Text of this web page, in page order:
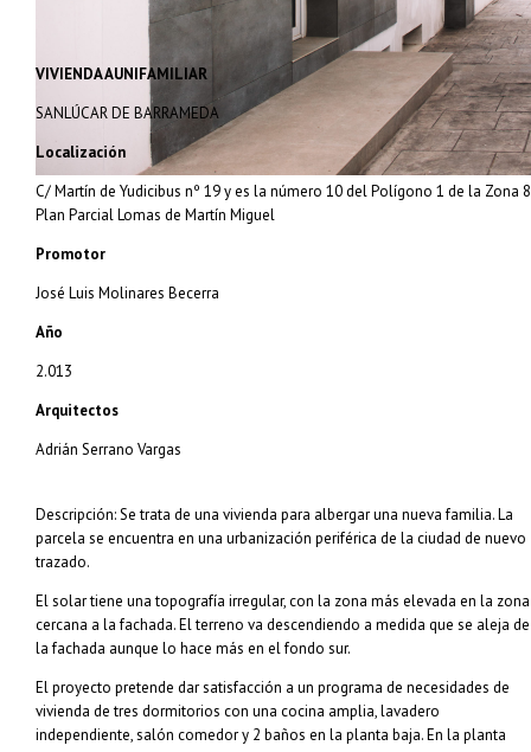
VIVIENDA AUNIFAMILIAR
SANLÚCAR DE BARRAMEDA
Localización
C/ Martín de Yudicibus nº 19 y es la número 10 del Polígono 1 de la Zona
Plan Parcial Lomas de Martín Miguel
Promotor
José Luis Molinares Becerra
Año
2.013
Arquitectos
Adrián Serrano Vargas
Descripción: Se trata de una vivienda para albergar una nueva familia. La
parcela se encuentra en una urbanización periférica de la ciudad de nuevo
trazado.
El solar tiene una topografía irregular, con la zona más elevada en la zona
cercana a la fachada. El terreno va descendiendo a medida que se aleja de
la fachada aunque lo hace más en el fondo sur.
El proyecto pretende dar satisfacción a un programa de necesidades de
vivienda de tres dormitorios con una cocina amplia, lavadero
independiente, salón comedor y 2 baños en la planta baja. En la planta